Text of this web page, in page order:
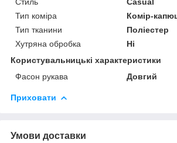
Тип коміра
Комір-
Тип тканини
Поліестер
Хутряна обробка
Ні
Користувальницькі характеристики
Фасон рукава
Довгий
Приховати
Умови доставки